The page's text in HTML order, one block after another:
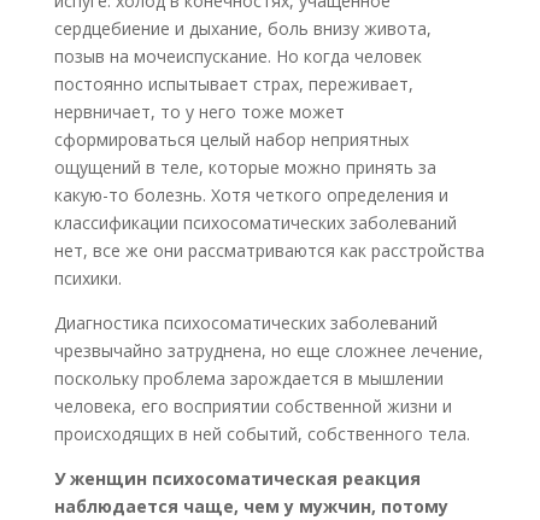
сердцебиение и дыхание, боль внизу живота,
позыв на мочеиспускание. Но когда человек
постоянно испытывает страх, переживает,
нервничает, то у него тоже может
сформироваться целый набор неприятных
ощущений в теле, которые можно принять за
какую-то болезнь. Хотя четкого определения и
классификации психосоматических заболеваний
нет, все же они рассматриваются как расстройства
психики.
Диагностика психосоматических заболеваний
чрезвычайно затруднена, но еще сложнее лечение,
поскольку проблема зарождается в мышлении
человека, его восприятии собственной жизни и
происходящих в ней событий, собственного тела.
У женщин психосоматическая реакция
наблюдается чаще, чем у мужчин, потому